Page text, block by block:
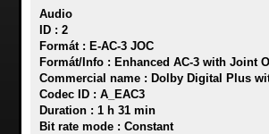
Audio
ID : 2
Formát : E-AC-3 JOC
Formát/Info : Enhanced AC-3 with Joint
Commercial name : Dolby Digital Plus
Codec ID : A_EAC3
Duration : 1 h 31 min
Bit rate mode : Constant